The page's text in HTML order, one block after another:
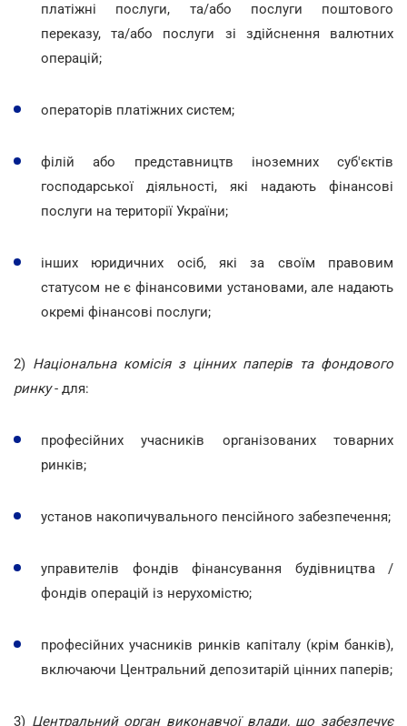
платіжні послуги, та/або послуги поштового
переказу, та/або послуги зі здійснення валютних
операцій;
операторів платіжних систем;
філій або представництв іноземних суб'єктів
господарської діяльності, які надають фінансові
послуги на території України;
інших юридичних осіб, які за своїм правовим
статусом не є фінансовими установами, але надають
окремі фінансові послуги;
2) Національна комісія з цінних паперів та фондового
ринку- для:
професійних учасників організованих товарних
ринків;
установ накопичувального пенсійного забезпечення;
управителів фондів фінансування будівництва /
фондів операцій із нерухомістю;
професійних учасників ринків капіталу (крім банків),
включаючи Центральний депозитарій цінних паперів;
3) Центральний орган виконавчої влади, що забезпечує